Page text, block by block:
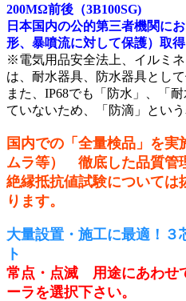
200MΩ前後（3B100SG)
日本国内の公的第三者機関に
形、暴噴流に対して保護）取得
※電気用品安全法上、イルミ
は、耐水器具、防水器具とし
また、IP68でも「防水」、「
ていないため、「防滴」とい
国内での「全量検品」を
ムラ等） 徹底した品質管
絶縁抵抗値試験については
ります。
大量設置・施工に最適！３
ト
常点・点滅 用途にあわせ
ーラを選択下さい。